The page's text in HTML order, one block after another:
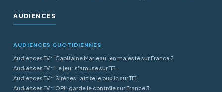
AUDIENCES
AUDIENCES QUOTIDIENNES
Audiences TV : “Capitaine Marleau” en majesté sur France 2
Audiences TV : "Le jeu" s'amuse sur TF1
Audiences TV : "Sirènes" attire le public sur TF1
Audiences TV : "OPJ" garde le contrôle sur France 3